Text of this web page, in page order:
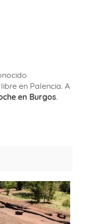
en Palencia. A
en Burgos.